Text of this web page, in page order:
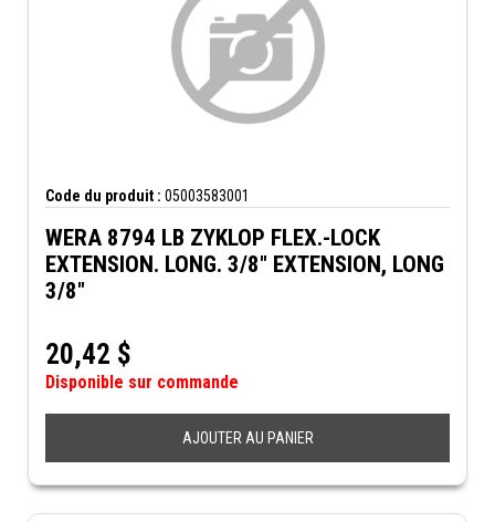
Code du produit : 05003583001
WERA 8794 LB ZYKLOP FLEX.-LOCK
EXTENSION. LONG. 3/8" EXTENSION, LONG
3/8"
20,42 $
Disponible sur commande
AJOUTER AU PANIER